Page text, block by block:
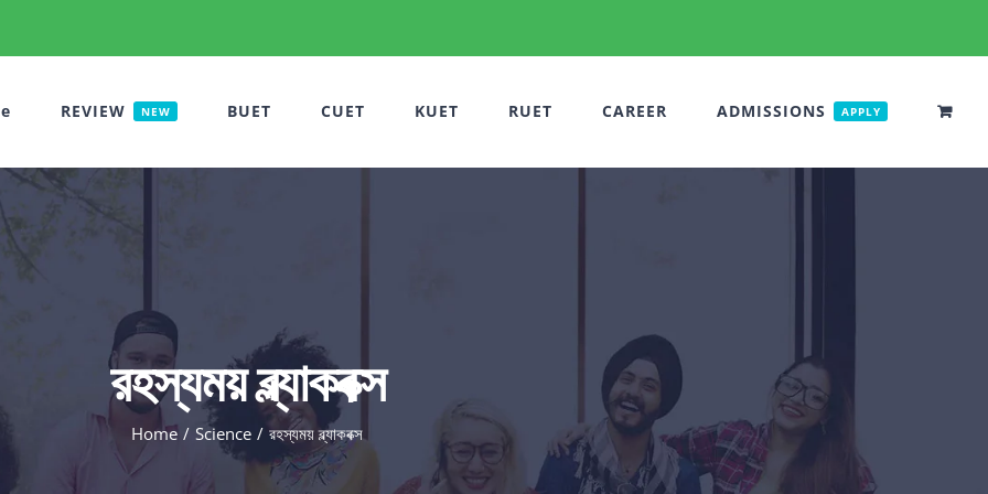
REVIEW NEW BUET CUET KUET RUET CAREER ADMISSIONS APPLY
রহস্যময় ব্ল্যাকবক্স
Home Science রহস্যময় ব্ল্যাকবক্স